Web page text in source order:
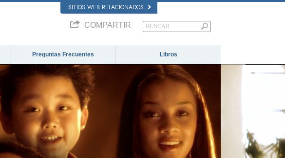
SITIOS WEB RELACIONADOS
COMPARTIR
Preguntas Frecuentes Libros